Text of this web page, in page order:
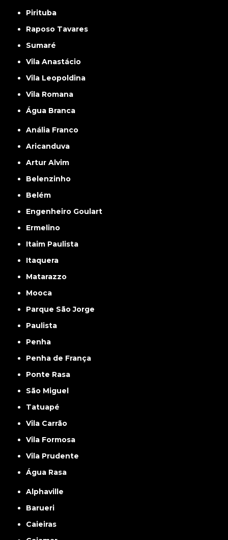
Pirituba
Raposo Tavares
Sumaré
Vila Anastácio
Vila Leopoldina
Vila Romana
Água Branca
Anália Franco
Aricanduva
Artur Alvim
Belenzinho
Belém
Engenheiro Goulart
Ermelino
Itaim Paulista
Itaquera
Matarazzo
Mooca
Parque São Jorge
Paulista
Penha
Penha de França
Ponte Rasa
São Miguel
Tatuapé
Vila Carrão
Vila Formosa
Vila Prudente
Água Rasa
Alphaville
Barueri
Caieiras